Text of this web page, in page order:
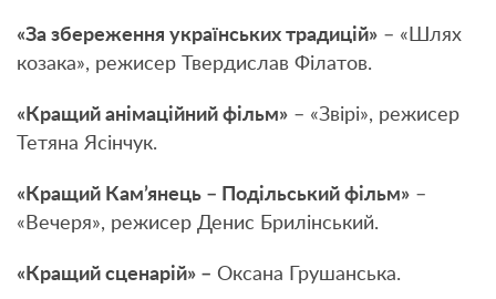
«За збереження українських традицій» – «Шлях
козака», режисер Твердислав Філатов.
«Кращий анімаційний фільм» – «Звірі», режисер
Тетяна Ясінчук.
«Кращий Кам’янець – Подільський фільм» –
«Вечеря», режисер Денис Брилінський.
«Кращий сценарій» – Оксана Грушанська.